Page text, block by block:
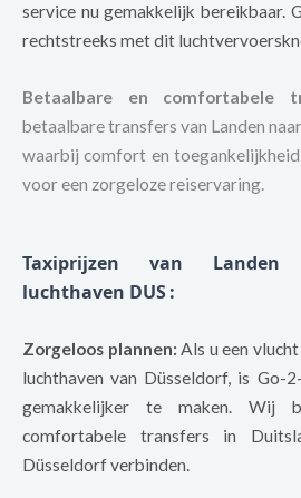
service nu gemakkelijk bereikbaar.
rechtstreeks met dit
Betaalbare en comfortabele
betaalbare transfers van Landen
waarbij comfort en
voor een zorgeloze reiservaring.
Taxiprijzen van Landen
luchthaven DUS:
Zorgeloos plannen: Als u een
luchthaven van Düsseldorf, is
gemakkelijker te maken. Wij
comfortabele transfers in
Düsseldorf verbinden.